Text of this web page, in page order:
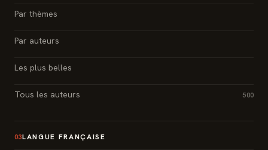
Par thèmes
Par auteurs
Les plus belles
Tous les auteurs 500
03LANGUE FRANÇAISE